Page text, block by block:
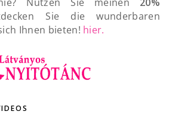
Nutzen Sie meinen 20%
Sie die wunderbaren
Ihnen bieten! hier.